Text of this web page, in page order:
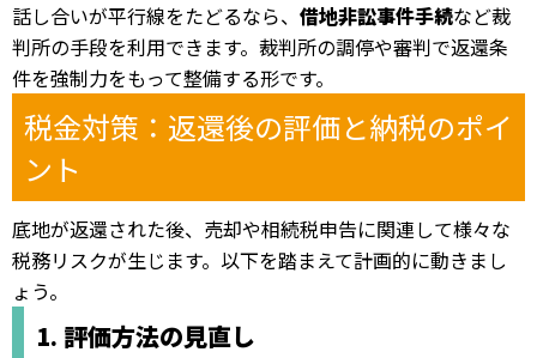
話し合いが平行線をたどるなら、 借地非訟事件手続など裁
判所の手段を利用できます。裁判所の調停や審判で返還条
件を強制力をもって整備する形です。
税金対策：返還後の評価と納税のポイ
ント
底地が返還された後、売却や相続税申告に関連して様々な
税務リスクが生じます。以下を踏まえて計画的に動きまし
ょう。
1. 評価方法の見直し